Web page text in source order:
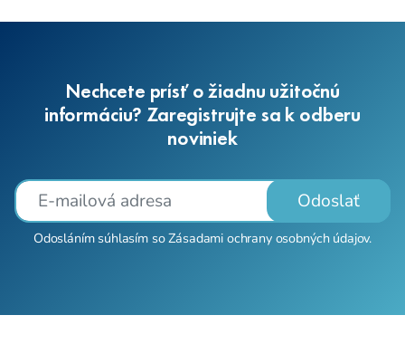
Nechcete prísť o žiadnu užitočnú
informáciu? Zaregistrujte sa k odberu
noviniek
Odoslať
Odosláním súhlasím soZásadami ochrany osobných údajov.